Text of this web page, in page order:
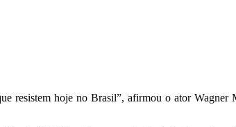
resistem hoje no Brasil”, afirmou o ator Wagner